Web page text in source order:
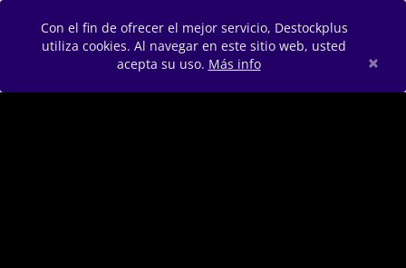
Con el fin de ofrecer el mejor servicio, Destockplus
utiliza cookies. Al navegar en este sitio web, usted
acepta su uso. Más info ×